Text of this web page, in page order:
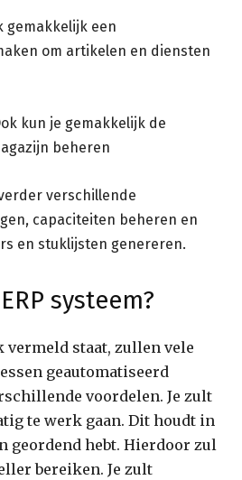
gemakkelijk een
om artikelen en diensten
kun je gemakkelijk de
beheren
verschillende
capaciteiten beheren en
en stuklijsten genereren.
systeem?
vermeld staat, zullen vele
geautomatiseerd
voordelen. Je zult
te werk gaan. Dit houdt in
geordend hebt. Hierdoor zul
bereiken. Je zult